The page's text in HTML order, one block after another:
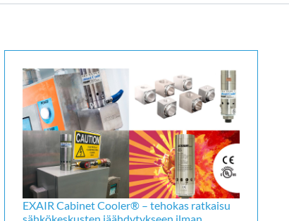
EXAIR Cabinet Cooler® – tehokas ratkaisu